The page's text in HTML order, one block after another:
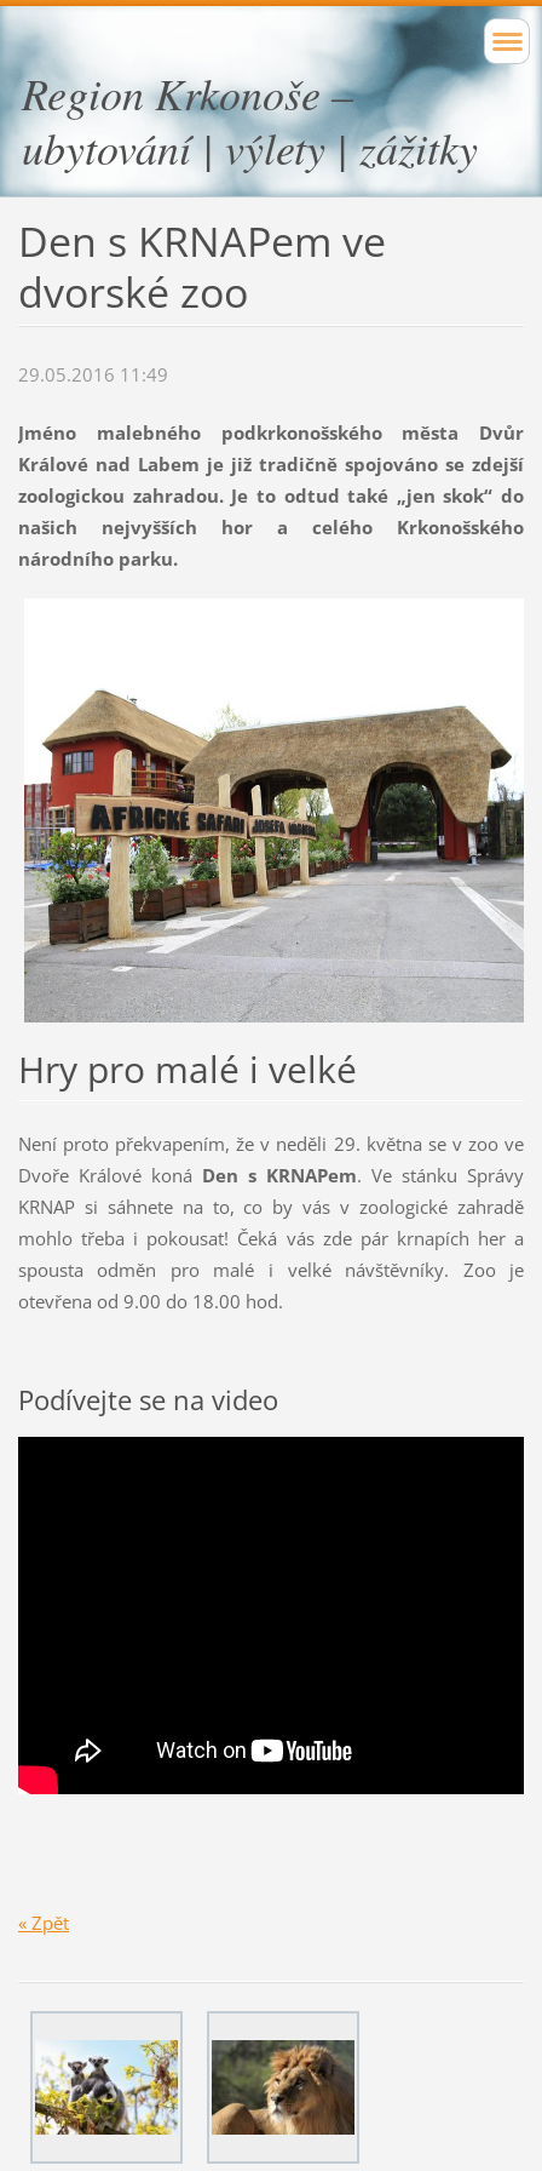
Region Krkonoše –
ubytování | výlety | zážitky
Den s KRNAPem ve
dvorské zoo
29.05.2016 11:49
Jméno malebného podkrkonošského města Dvůr
Králové nad Labem je již tradičně spojováno se zdejší
zoologickou zahradou. Je to odtud také „jen skok“ do
našich nejvyšších hor a celého Krkonošského
národního parku.
Hry pro malé i velké
Není proto překvapením, že v neděli 29. května se v zoo ve
Dvoře Králové koná Den s KRNAPem. Ve stánku Správy
KRNAP si sáhnete na to, co by vás v zoologické zahradě
mohlo třeba i pokousat! Čeká vás zde pár krnapích her a
spousta odměn pro malé i velké návštěvníky. Zoo je
otevřena od 9.00 do 18.00 hod.
Podívejte se na video
« Zpět